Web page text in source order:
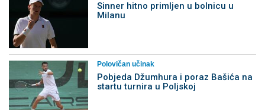
Sinner hitno primljen u bolnicu u
Milanu
Polovičan učinak
Pobjeda Džumhura i poraz Bašića na
startu turnira u Poljskoj